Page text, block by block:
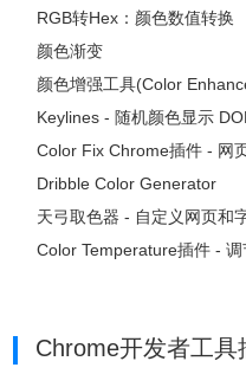
RGB转Hex：颜色数值转换
颜色渐变
颜色增强工具(Color
Keylines - 随机颜色显示
Color Fix Chrome插件 - 网
Dribble Color Generator
天弓取色器 - 自定义网页和
Color Temperature插件 -
Chrome开发者工具